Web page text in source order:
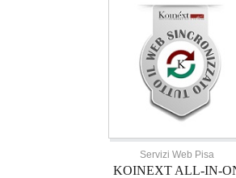
Servizi Web Pisa
KOINEXT ALL-IN-